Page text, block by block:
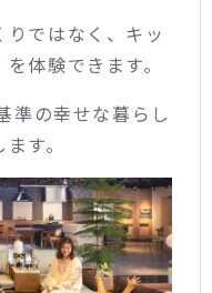
ではなく、キッ
体験できます。
準の幸せな暮らし
す。